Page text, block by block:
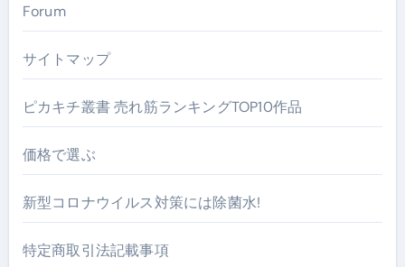
Forum
サイトマップ
ピカキチ叢書 売れ筋ランキングTOP10作品
価格で選ぶ
新型コロナウイルス対策には除菌水!
特定商取引法記載事項